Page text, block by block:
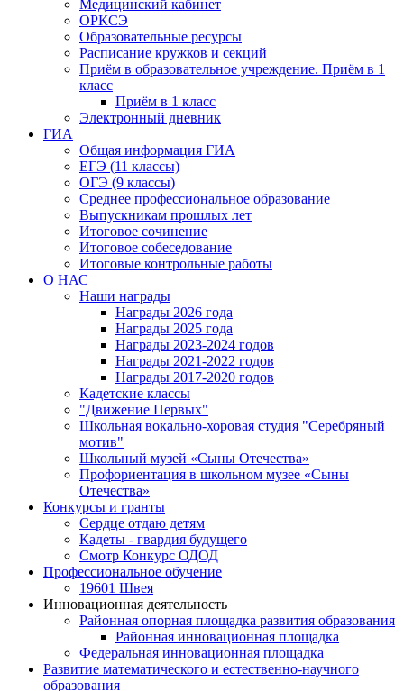
Медицинский кабинет
ОРКСЭ
Образовательные ресурсы
Расписание кружков и секций
Приём в образовательное учреждение. Приём в 1
класс
Приём в 1 класс
Электронный дневник
ГИА
Общая информация ГИА
ЕГЭ (11 классы)
ОГЭ (9 классы)
Среднее профессиональное образование
Выпускникам прошлых лет
Итоговое сочинение
Итоговое собеседование
Итоговые контрольные работы
О НАС
Наши награды
Награды 2026 года
Награды 2025 года
Награды 2023-2024 годов
Награды 2021-2022 годов
Награды 2017-2020 годов
Кадетские классы
"Движение Первых"
Школьная вокально-хоровая студия "Серебряный
мотив"
Школьный музей «Сыны Отечества»
Профориентация в школьном музее «Сыны
Отечества»
Конкурсы и гранты
Сердце отдаю детям
Кадеты - гвардия будущего
Смотр Конкурс ОДОД
Профессиональное обучение
19601 Швея
Инновационная деятельность
Районная опорная площадка развития образования
Районная инновационная площадка
Федеральная инновационная площадка
Развитие математического и естественно-научного
образования